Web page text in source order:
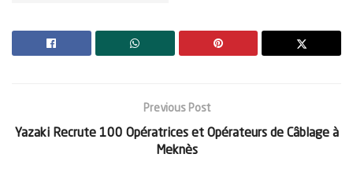
Previous Post
Yazaki Recrute 100 Opératrices et Opérateurs de Câblage à
Meknès